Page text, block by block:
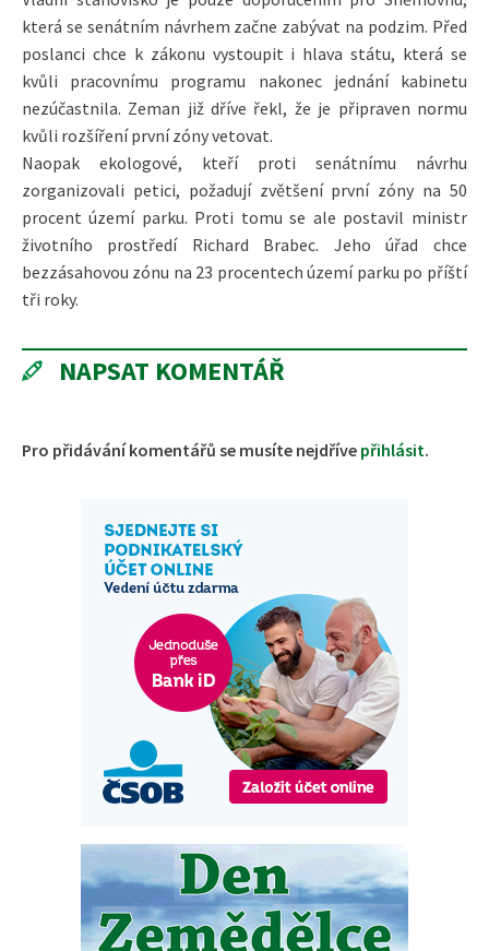
která se senátním návrhem začne zabývat na podzim. Před
poslanci chce k zákonu vystoupit i hlava státu, která se
kvůli pracovnímu programu nakonec jednání kabinetu
nezúčastnila. Zeman již dříve řekl, že je připraven normu
kvůli rozšíření první zóny vetovat.
Naopak ekologové, kteří proti senátnímu návrhu
zorganizovali petici, požadují zvětšení první zóny na 50
procent území parku. Proti tomu se ale postavil ministr
životního prostředí Richard Brabec. Jeho úřad chce
bezzásahovou zónu na 23 procentech území parku po příští
tři roky.
NAPSAT KOMENTÁŘ
Pro přidávání komentářů se musíte nejdříve přihlásit.